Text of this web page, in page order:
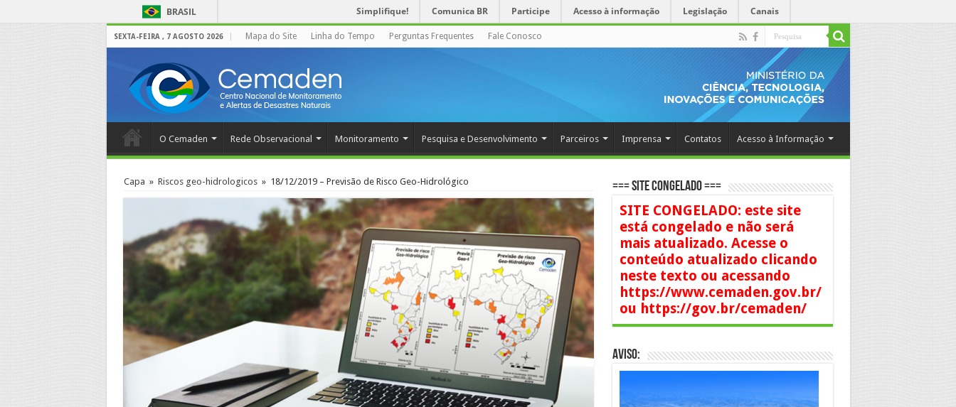
BRASIL Simplifique! Comunica BR Participe Acesso à informação Legislação Canais
SEXTA-FEIRA , 7 AGOSTO 2026 Mapa do Site Linha do Tempo Perguntas Frequentes Fale Conosco
O Cemaden Rede Observacional Monitoramento Pesquisa e Desenvolvimento Parceiros Imprensa Contatos Acesso à Informação
Capa » Riscos geo-hidrologicos » 18/12/2019 – Previsão de Risco Geo-Hidrológico === SITE CONGELADO ===
SITE CONGELADO: este site
está congelado e não será
mais atualizado. Acesse o
conteúdo atualizado clicando
neste texto ou acessando
https://www.cemaden.gov.br/
ou https://gov.br/cemaden/
AVISO: